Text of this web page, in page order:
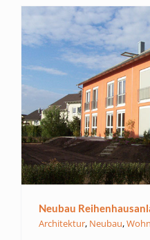
Neubau
Architektur, Neubau,